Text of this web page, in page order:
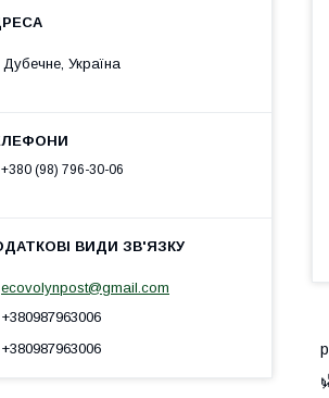
Дубечне, Україна
+380 (98) 796-30-06
ecovolynpost@gmail.com
+380987963006
+380987963006